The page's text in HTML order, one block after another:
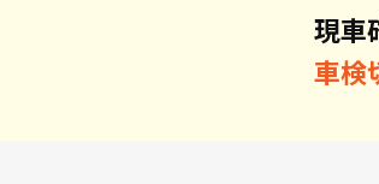
現車
車検